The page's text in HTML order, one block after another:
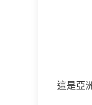
這是亞